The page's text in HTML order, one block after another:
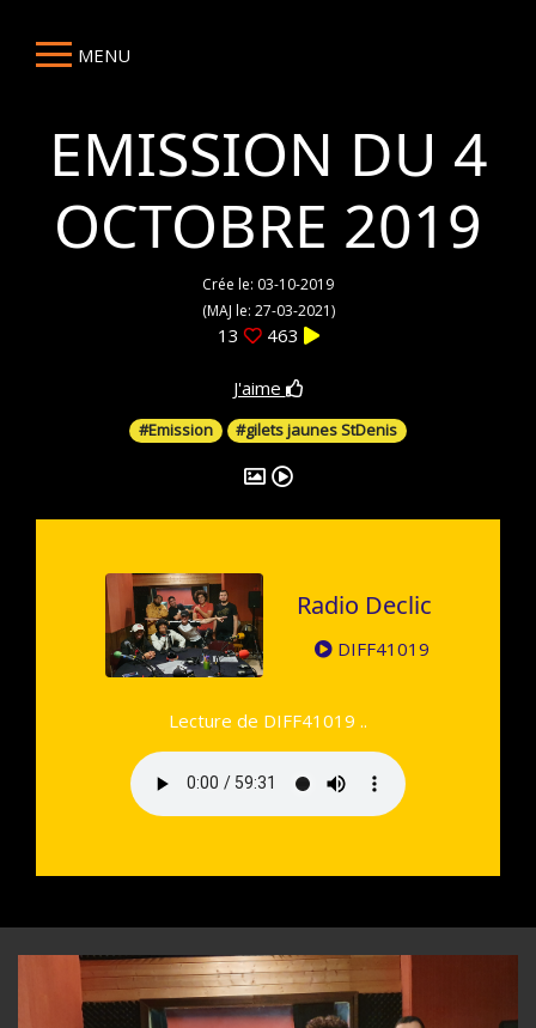
MENU
EMISSION DU 4
OCTOBRE 2019
Crée le: 03-10-2019
(MAJ le: 27-03-2021)
13 463
J'aime
#Emission #gilets jaunes StDenis
Radio Declic
DIFF41019
Lecture de DIFF41019 ..